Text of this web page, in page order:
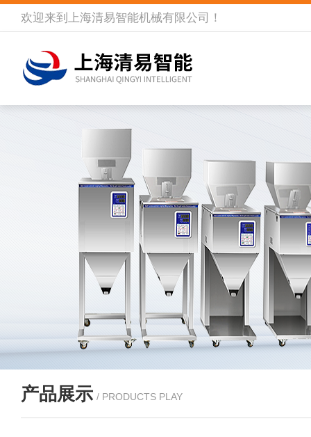
欢迎来到 上海清易智能机械有限公司 ！
产品展示 / PRODUCTS PLAY